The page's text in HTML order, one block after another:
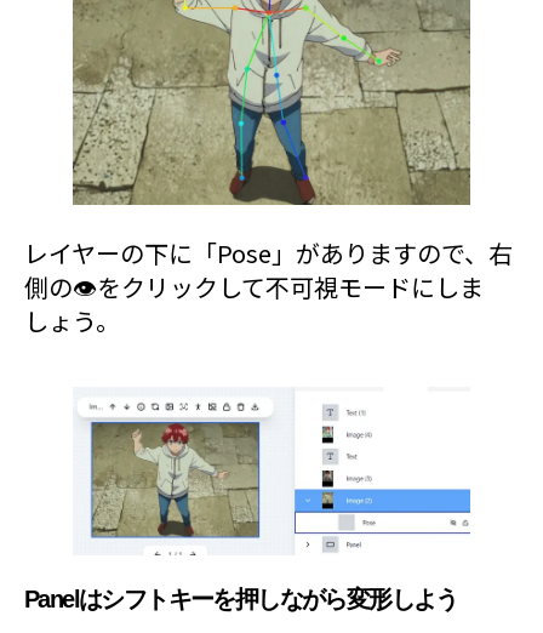
レイヤーの下に「Pose」がありますので、右
側の👁をクリックして不可視モードにしま
しょう。
Panelはシフトキーを押しながら変形しよう